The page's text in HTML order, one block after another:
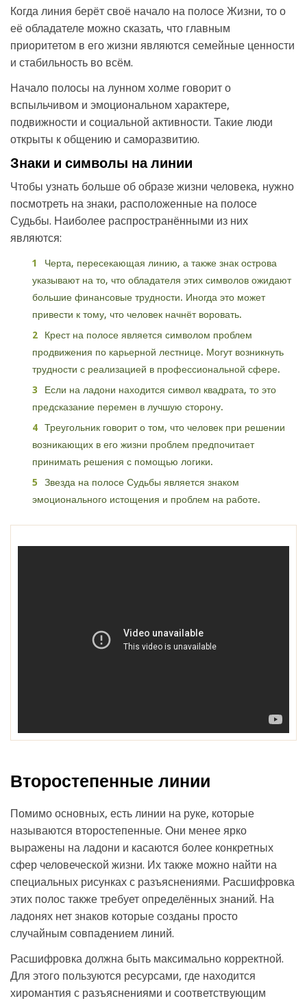
Когда линия берёт своё начало на полосе Жизни, то о
её обладателе можно сказать, что главным
приоритетом в его жизни являются семейные ценности
и стабильность во всём.
Начало полосы на лунном холме говорит о
вспыльчивом и эмоциональном характере,
подвижности и социальной активности. Такие люди
открыты к общению и саморазвитию.
Знаки и символы на линии
Чтобы узнать больше об образе жизни человека, нужно
посмотреть на знаки, расположенные на полосе
Судьбы. Наиболее распространёнными из них
являются:
Черта, пересекающая линию, а также знак острова
указывают на то, что обладателя этих символов ожидают
большие финансовые трудности. Иногда это может
привести к тому, что человек начнёт воровать.
Крест на полосе является символом проблем
продвижения по карьерной лестнице. Могут возникнуть
трудности с реализацией в профессиональной сфере.
Если на ладони находится символ квадрата, то это
предсказание перемен в лучшую сторону.
Треугольник говорит о том, что человек при решении
возникающих в его жизни проблем предпочитает
принимать решения с помощью логики.
Звезда на полосе Судьбы является знаком
эмоционального истощения и проблем на работе.
Второстепенные линии
Помимо основных, есть линии на руке, которые
называются второстепенные. Они менее ярко
выражены на ладони и касаются более конкретных
сфер человеческой жизни. Их также можно найти на
специальных рисунках с разъяснениями. Расшифровка
этих полос также требует определённых знаний. На
ладонях нет знаков которые созданы просто
случайным совпадением линий.
Расшифровка должна быть максимально корректной.
Для этого пользуются ресурсами, где находится
хиромантия с разъяснениями и соответствующим